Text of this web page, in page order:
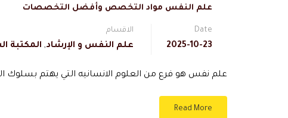
علم النفس مواد التخصص وأفضل التخصصات
Date
2025-10-23
الاقسام
علم النفس و الإرشاد, المكتبة
علم نفس هو فرع من العلوم الانسانيه التي يهتم بسلوك
Read More